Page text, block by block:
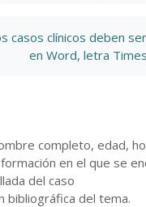
casos clínicos deben
en Word, letra
completo, edad,
en el que se
del caso
bibliográfica del tema.